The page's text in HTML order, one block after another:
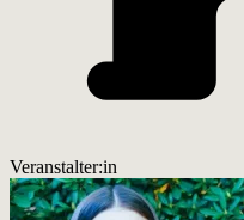
Veranstalter:in